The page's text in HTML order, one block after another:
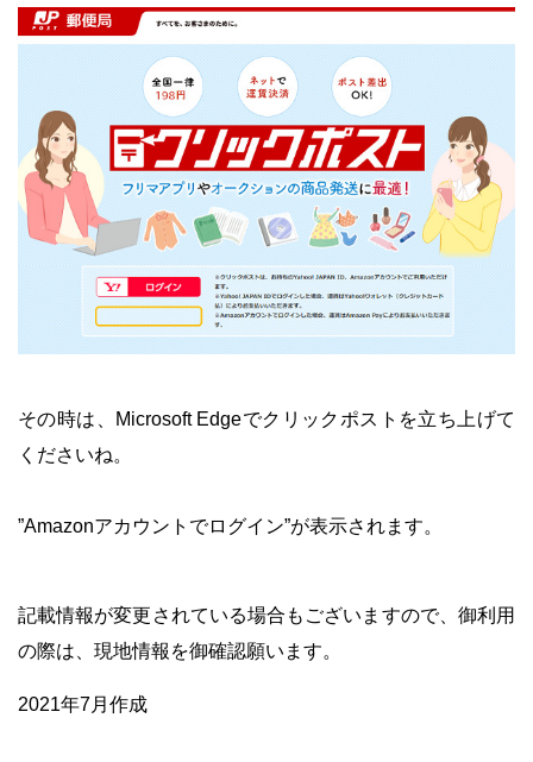
その時は、Microsoft Edgeでクリックポストを立ち上げて
くださいね。
”Amazonアカウントでログイン”が表示されます。
記載情報が変更されている場合もございますので、御利用
の際は、現地情報を御確認願います。
2021年7月作成